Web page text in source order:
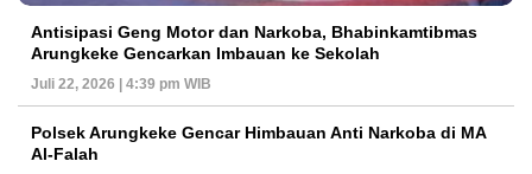
Antisipasi Geng Motor dan Narkoba, Bhabinkamtibmas
Arungkeke Gencarkan Imbauan ke Sekolah
Juli 22, 2026 | 4:39 pm WIB
Polsek Arungkeke Gencar Himbauan Anti Narkoba di MA
Al-Falah